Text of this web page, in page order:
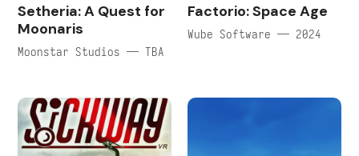
Setheria: A Quest for
Moonaris
Moonstar Studios — TBA
Factorio: Space Age
Wube Software — 2024